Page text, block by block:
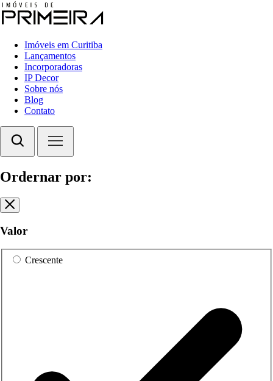
Imóveis em Curitiba
Lançamentos
Incorporadoras
IP Decor
Sobre nós
Blog
Contato
Ordernar por:
Valor
Crescente